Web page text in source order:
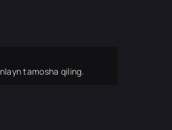
tamosha qiling.